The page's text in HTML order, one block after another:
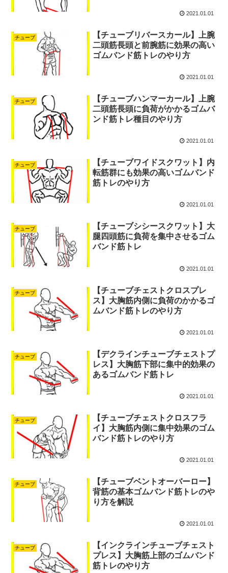
2021.01.01
チューブ
【チューブリバースカール】上腕
二頭筋長頭と前腕筋に効果の高い
ゴムバンド筋トレのやり方
2021.01.01
チューブ
【チューブハンマーカール】上腕
二頭筋長頭に負荷がかかるゴムバ
ンド筋トレ種目のやり方
2021.01.01
チューブ
【チューブワイドスクワット】内
転筋群にも効果の高いゴムバンド
筋トレのやり方
2021.01.01
チューブ
【チューブシシースクワット】大
腿四頭筋に負荷を集中させるゴム
バンド筋トレ
2021.01.01
チューブ
【チューブチェストクロスプレ
ス】大胸筋内側に負荷のかかるゴ
ムバンド筋トレのやり方
2021.01.01
チューブ
【デクラインチューブチェストプ
レス】大胸筋下部に集中的効果の
あるゴムバンド筋トレ
2021.01.01
チューブ
【チューブチェストクロスフラ
イ】大胸筋内側に集中効果のゴム
バンド筋トレのやり方
2021.01.01
チューブ
【チューブベントオーバーロー】
背筋の基本ゴムバンド筋トレのや
り方を解説
2021.01.01
チューブ
【インクラインチューブチェスト
プレス】大胸筋上部のゴムバンド
筋トレのやり方